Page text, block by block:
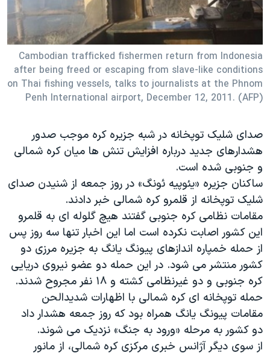
فرهنگ و زندگی
حقوق شهروندی
اقتصادی
اسرائیل در جنگ
آرشیو پخش زنده
مستندها
انتخابات ریاست جمهوری آمریکا ۲۰۲۴
حمله جمهوری اسلامی به اسرائیل
ورزش زنان در ایران
مجموعه مستندهای دادخواهی
تریبونال مردمی آبان ۹۸
دادگاه حمید نوری
چهل سال گروگان‌گیری
قانون شفافیت دارائی کادر رهبری ایران
اعتراضات مردمی آبان ۹۸
اسرائیل در جنگ
نرگس محمدی برنده جایزه نوبل صلح
همایش محافظه‌کاران آمریکا «سی‌پک»
صفحه‌های ویژه
دنبال کنید
زبانهای مختلف
Cambodian trafficked fishermen return from Indonesia
after being freed or escaping from slave-like conditions
on Thai fishing vessels, talks to journalists at the Phnom
Penh International airport, December 12, 2011. (AFP)
صدای شلیک توپخانه در شبه جزیره کره موجب صدور
هشدارهای جدید درباره افزایش تنش ها میان کره شمالی
و جنوبی شده است.
ساکنان جزیره «یئوپیه ئونگ» در روز جمعه از شنیدن صدای
شلیک توپخانه از قلمرو کره شمالی خبر دادند.
مقامات نظامی کره جنوبی گفتند هیچ گلوله ای به قلمرو
این کشور اصابت نکرده است اما این اخبار تنها سه روز پس
از حمله خمپاره اندازهای پیونگ یانگ به جزیره مرزی دو
کشور منتشر می شود. در این حمله دو عضو نیروی دریایی
کره جنوبی و دو غیرنظامی کشته و ۱۸ نفر مجروح شدند.
حمله توپخانه ای کره شمالی با اظهارات شدیدالحن
مقامات پیونگ یانگ همراه بود که روز جمعه هشدار داد
دو کشور به مرحله «ورود به جنگ» نزدیک می شوند.
از سوی دیگر آژانس خبری مرکزی کره شمالی، از مانور